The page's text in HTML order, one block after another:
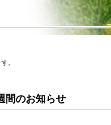
。
間のお知らせ